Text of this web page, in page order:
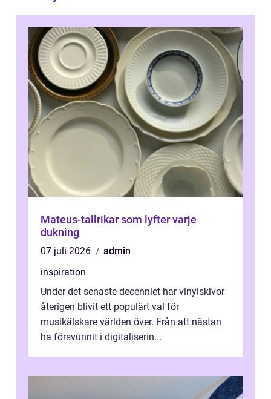
Mateus-tallrikar som lyfter varje
dukning
07 juli 2026
admin
inspiration
Under det senaste decenniet har vinylskivor
återigen blivit ett populärt val för
musikälskare världen över. Från att nästan
ha försvunnit i digitaliserin...